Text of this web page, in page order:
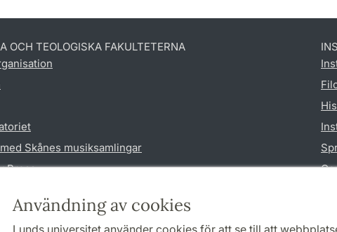
Användning av cookies
Lunds universitet använder cookies för att se till att
OCH TEOLOGISKA FAKULTETERNA
Skånes musiksamlingar
Press